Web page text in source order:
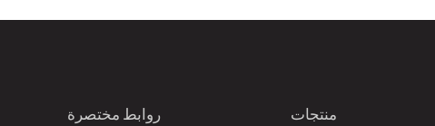
روابط مختصرة منتجات